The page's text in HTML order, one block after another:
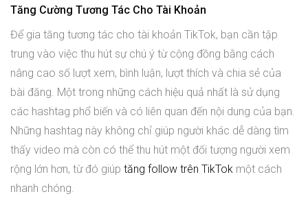
Tăng Cường Tương Tác Cho Tài Khoản
Để gia tăng tương tác cho tài khoản TikTok, bạn cần tập
trung vào việc thu hút sự chú ý từ cộng đồng bằng cách
nâng cao số lượt xem, bình luận, lượt thích và chia sẻ của
bài đăng. Một trong những cách hiệu quả nhất là sử dụng
các hashtag phổ biến và có liên quan đến nội dung của bạn.
Những hashtag này không chỉ giúp người khác dễ dàng tìm
thấy video mà còn có thể thu hút một đối tượng người xem
rộng lớn hơn, từ đó giúp tăng follow trên TikTok một cách
nhanh chóng.